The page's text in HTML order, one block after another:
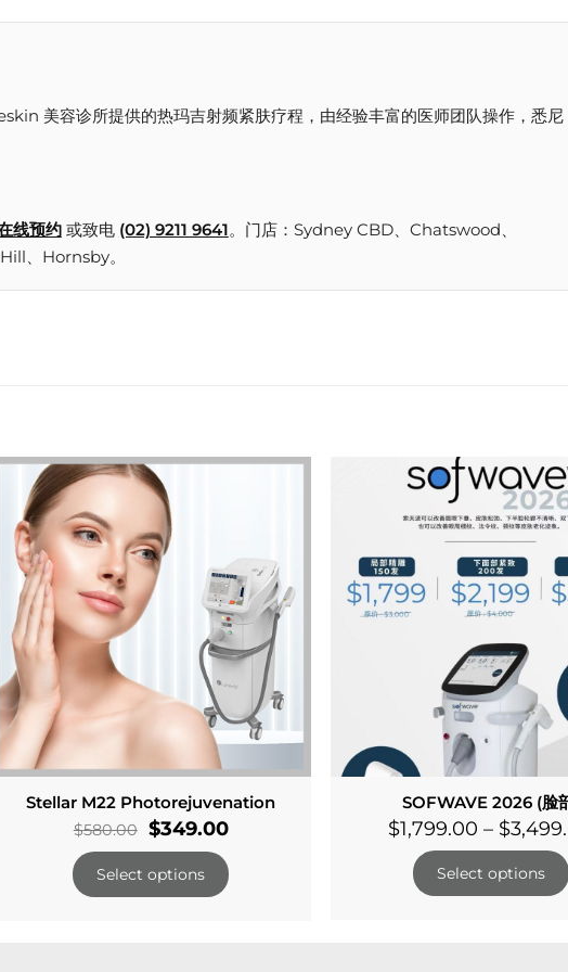
美容诊所提供的热玛吉射频紧肤疗程，由经验丰富的医师团队操作，悉尼
线预约或致电 (02) 9211 9641。门店：Sydney CBD、Chatswood、
、Hornsby。
Stellar M22 Photorejuvenation
$580.00 Original
price
was:
$349.00Current
is:
Select options
SOFWAVE 2026 (脸
$1,799.00 – $
Select options